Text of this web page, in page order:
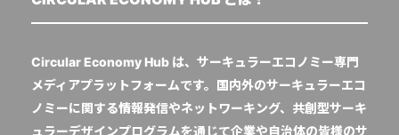
Circular Economy Hub は、サーキュラーエコノミー専門
メディアプラットフォームです。国内外のサーキュラーエコ
ノミーに関する情報発信やネットワーキング、共創型サーキ
ュラーデザインプログラムを通じて企業や自治体の皆様のサ